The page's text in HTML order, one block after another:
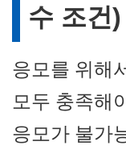
수 조건)
응모를 위해
모두 충족해
응모가 불가